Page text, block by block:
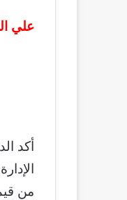
علي
أكد
من